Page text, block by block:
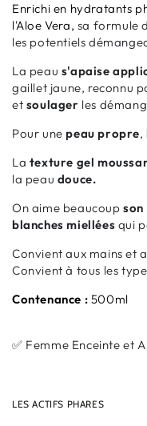
Enrichi en hydratants
l'Aloe Vera, sa formule
les potentiels
La peau s'apaise
gaillet jaune, reconnu
et soulager les
Pour une peau propre,
La texture gel
la peau douce.
On aime beaucoup
blanches miellées qui
Convient aux mains et
Convient à tous les
Contenance : 500ml
✅ Femme Enceinte et
LES ACTIFS PHARES